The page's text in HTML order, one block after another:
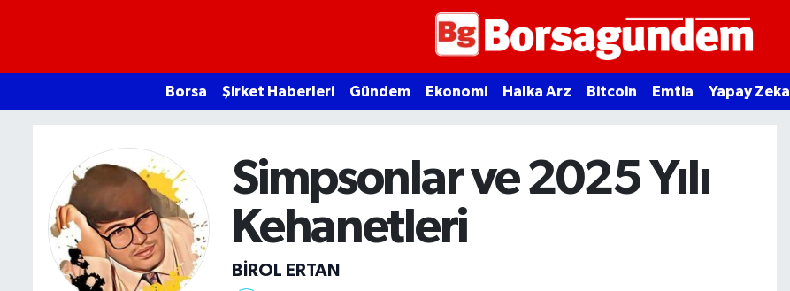
Borsa Şirket Haberleri Gündem Ekonomi Halka Arz Bitcoin Emtia Yapay Zeka
Simpsonlar ve 2025 Yılı
Kehanetleri
BIROL ERTAN
Ekonomi
Emtia
Galeri
Gündem